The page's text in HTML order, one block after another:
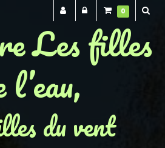
Les filles
l’eau,
du vent
0